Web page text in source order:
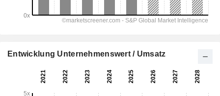
Entwicklung Unternehmenswert / Umsatz